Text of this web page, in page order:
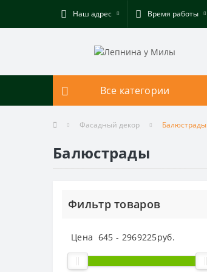
Наш адрес Время работы
Все категории
Фасадный декор Балюстрады
Балюстрады
Фильтр товаров
Цена 645 - 2969225руб.